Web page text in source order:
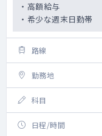
・高額給与
・希少な週末日勤帯
路線
勤務地
科目
日程/時間